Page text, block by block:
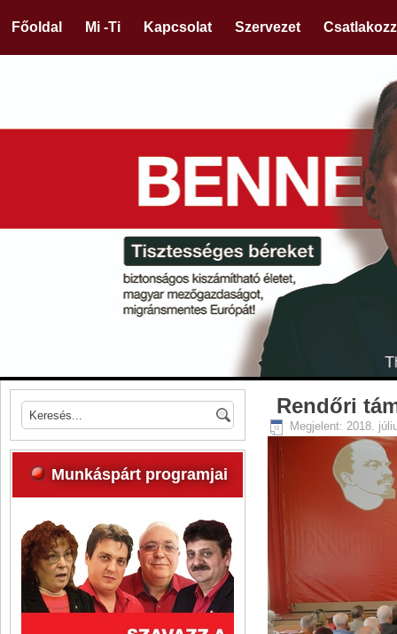
Főoldal Mi -Ti Kapcsolat Szervezet Csatlakozz
Munkáspárt programjai
Rendőri
Megjelent: 2018.